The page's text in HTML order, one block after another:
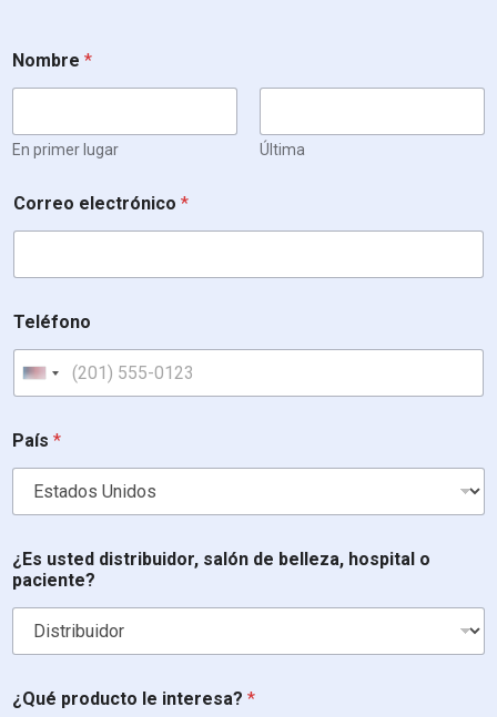
*
*
Nombre *
En primer lugar Última
Correo electrónico *
Teléfono
United States +1
País *
¿Es usted distribuidor, salón de belleza, hospital o
paciente?
¿Qué producto le interesa? *